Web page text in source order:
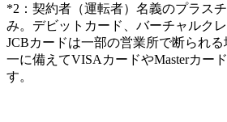
*2：契約者（運転者）名義のプラス
み。デビットカード、バーチャルク
JCBカードは一部の営業所で断られ
一に備えてVISAカードやMasterカー
す。